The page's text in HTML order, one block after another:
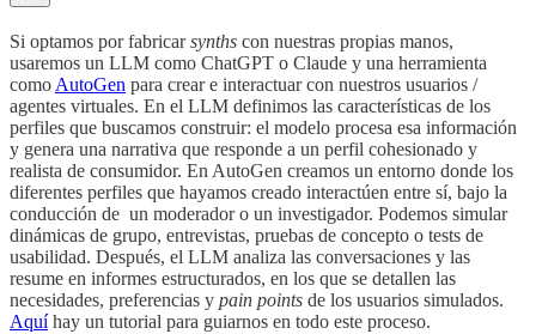
Si optamos por fabricarsynths con nuestras propias manos,
usaremos un LLM como ChatGPT o Claude y una herramienta
como AutoGen para crear e interactuar con nuestros usuarios /
agentes virtuales. En el LLM definimos las características de los
perfiles que buscamos construir: el modelo procesa esa información
y genera una narrativa que responde a un perfil cohesionado y
realista de consumidor. En AutoGen creamos un entorno donde los
diferentes perfiles que hayamos creado interactúen entre sí, bajo la
conducción de un moderador o un investigador. Podemos simular
dinámicas de grupo, entrevistas, pruebas de concepto o tests de
usabilidad. Después, el LLM analiza las conversaciones y las
resume en informes estructurados, en los que se detallen las
necesidades, preferencias y pain points de los usuarios simulados.
Aquíhay un tutorial para guiarnos en todo este proceso.